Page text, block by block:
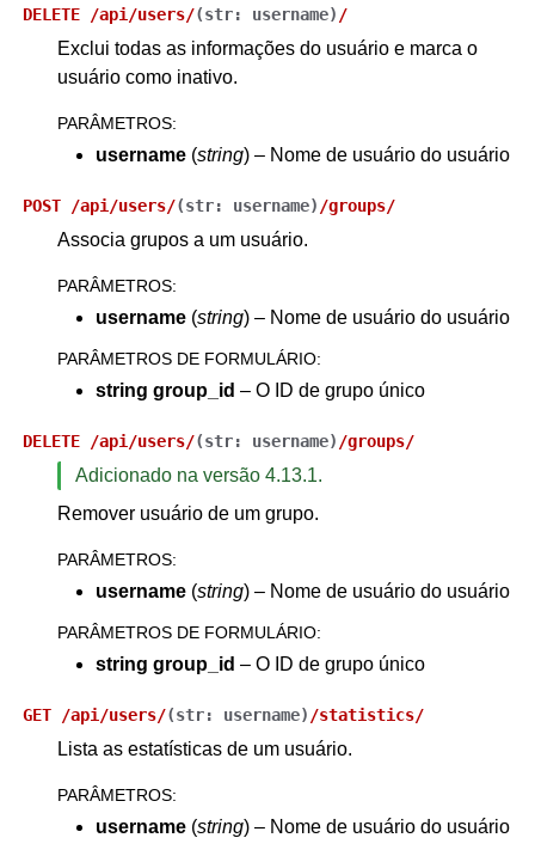
DELETE /api/users/(str: username) /
Exclui todas as informações do usuário e marca o
usuário como inativo.
PARÂMETROS:
username (string) – Nome de usuário do usuário
POST /api/users/(str: username) /groups/
Associa grupos a um usuário.
PARÂMETROS:
username (string) – Nome de usuário do usuário
PARÂMETROS DE FORMULÁRIO:
string group_id – O ID de grupo único
DELETE /api/users/(str: username) /groups/
Adicionado na versão 4.13.1.
Remover usuário de um grupo.
PARÂMETROS:
username (string) – Nome de usuário do usuário
PARÂMETROS DE FORMULÁRIO:
string group_id – O ID de grupo único
GET /api/users/(str: username) /statistics/
Lista as estatísticas de um usuário.
PARÂMETROS:
username (string) – Nome de usuário do usuário